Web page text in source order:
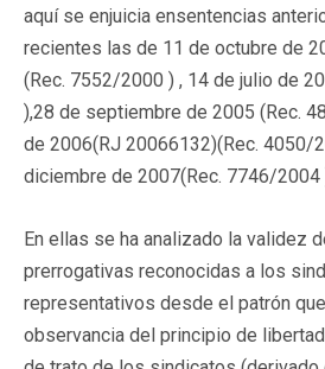
aquí se enjuicia ensentencias
recientes las de 11 de octubre de
(Rec. 7552/2000 ) , 14 de julio de
),28 de septiembre de 2005 (Rec.
de 2006(RJ 20066132)(Rec. 4050/
diciembre de 2007(Rec. 7746/2004
En ellas se ha analizado la validez
prerrogativas reconocidas a los
representativos desde el patrón
observancia del principio de